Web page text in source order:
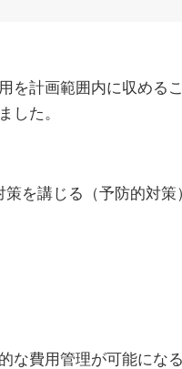
を計画範囲内に収める
した。
を講じる（予防的対策
な費用管理が可能にな